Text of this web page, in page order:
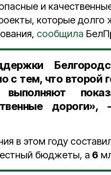
и
которые долго
сообщила
с тем, что второй
дороги»,
в этом году
бюджеты, а 6